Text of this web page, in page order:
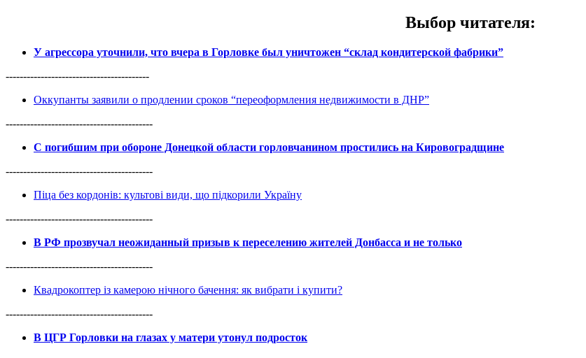
Выбор читателя:
У агрессора уточнили, что вчера в Горловке был уничтожен “склад кондитерской фабрики”
-----------------------------------------
Оккупанты заявили о продлении сроков “переоформления недвижимости в ДНР”
------------------------------------------
С погибшим при обороне Донецкой области горловчанином простились на Кировоградщине
------------------------------------------
Піца без кордонів: культові види, що підкорили Україну
------------------------------------------
В РФ прозвучал неожиданный призыв к переселению жителей Донбасса и не только
------------------------------------------
Квадрокоптер із камерою нічного бачення: як вибрати і купити?
------------------------------------------
В ЦГР Горловки на глазах у матери утонул подросток